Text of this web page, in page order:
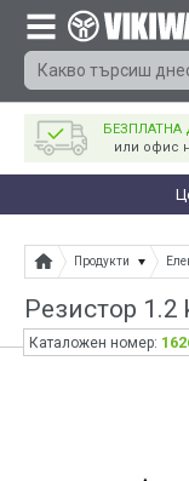
БЕЗПЛАТНА
или офис
Продукти
Резистор 1.2
Каталожен номер: